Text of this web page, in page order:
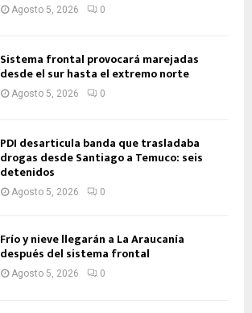
Agosto 5, 2026 0
Sistema frontal provocará marejadas
desde el sur hasta el extremo norte
Agosto 5, 2026 0
PDI desarticula banda que trasladaba
drogas desde Santiago a Temuco: seis
detenidos
Agosto 5, 2026 0
Frío y nieve llegarán a La Araucanía
después del sistema frontal
Agosto 5, 2026 0